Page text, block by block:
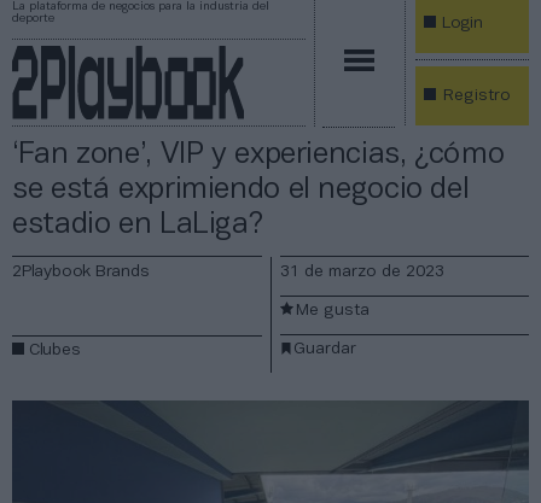
La plataforma de negocios para la industria del
deporte
Login
Registro
‘Fan zone’, VIP y experiencias, ¿cómo
se está exprimiendo el negocio del
estadio en LaLiga?
2Playbook Brands
Clubes
31 de marzo de 2023
Guardar
Me gusta